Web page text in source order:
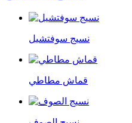
نسيج سوفتشيل
قماش مطاطي